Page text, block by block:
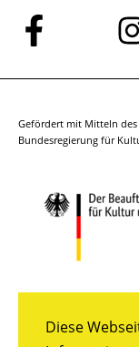
Diese
Folge
uns
auf
auf
Gefördert mit Mitteln
Bundesregierung für